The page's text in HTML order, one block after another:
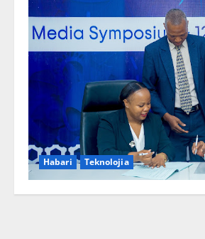
Habari Teknolojia